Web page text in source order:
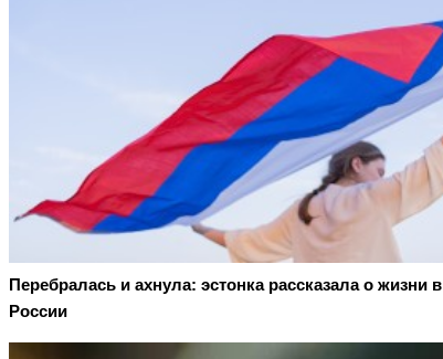
Перебралась и ахнула: эстонка рассказала о жизни в
России